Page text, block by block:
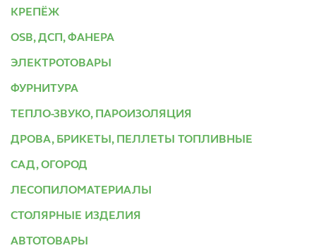
КРЕПЁЖ
OSB, ДСП, ФАНЕРА
ЭЛЕКТРОТОВАРЫ
ФУРНИТУРА
ТЕПЛО-ЗВУКО, ПАРОИЗОЛЯЦИЯ
ДРОВА, БРИКЕТЫ, ПЕЛЛЕТЫ ТОПЛИВНЫЕ
САД, ОГОРОД
ЛЕСОПИЛОМАТЕРИАЛЫ
СТОЛЯРНЫЕ ИЗДЕЛИЯ
АВТОТОВАРЫ